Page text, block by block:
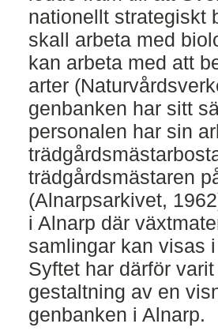
nationellt strategiskt
skall arbeta med
kan arbeta med att
arter
genbanken har sitt
personalen har sin
trädgårdsmästaren
(Alnarpsarkivet,
i Alnarp där
samlingar kan visas
Syftet har därför
gestaltning av en
genbanken i Alnarp.